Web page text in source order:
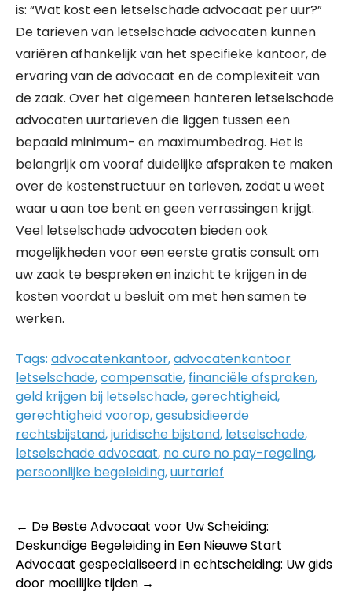
is: “Wat kost een letselschade advocaat per uur?”
De tarieven van letselschade advocaten kunnen
variëren afhankelijk van het specifieke kantoor, de
ervaring van de advocaat en de complexiteit van
de zaak. Over het algemeen hanteren letselschade
advocaten uurtarieven die liggen tussen een
bepaald minimum- en maximumbedrag. Het is
belangrijk om vooraf duidelijke afspraken te maken
over de kostenstructuur en tarieven, zodat u weet
waar u aan toe bent en geen verrassingen krijgt.
Veel letselschade advocaten bieden ook
mogelijkheden voor een eerste gratis consult om
uw zaak te bespreken en inzicht te krijgen in de
kosten voordat u besluit om met hen samen te
werken.
Tags: advocatenkantoor,advocatenkantoor
letselschade,compensatie, financiële afspraken,
geld krijgen bij letselschade,gerechtigheid,
gerechtigheid voorop,gesubsidieerde
rechtsbijstand,juridische bijstand, letselschade,
letselschade advocaat, no cure no pay-regeling,
persoonlijke begeleiding,uurtarief
Post
navigation
← De Beste Advocaat voor Uw Scheiding:
Deskundige Begeleiding in Een Nieuwe Start
Advocaat gespecialiseerd in echtscheiding: Uw gids
door moeilijke tijden →